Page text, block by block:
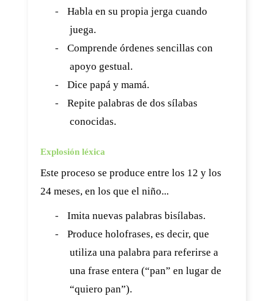
-
Habla en su propia jerga cuando
juega.
-
Comprende órdenes sencillas con
apoyo gestual.
-
Dice papá y mamá.
-
Repite palabras de dos sílabas
conocidas.
Explosión léxica
Este proceso se produce entre los 12 y los
24 meses, en los que el niño...
-
Imita nuevas palabras bisílabas.
-
Produce holofrases, es decir, que
utiliza una palabra para referirse a
una frase entera (“pan” en lugar de
“quiero pan”).